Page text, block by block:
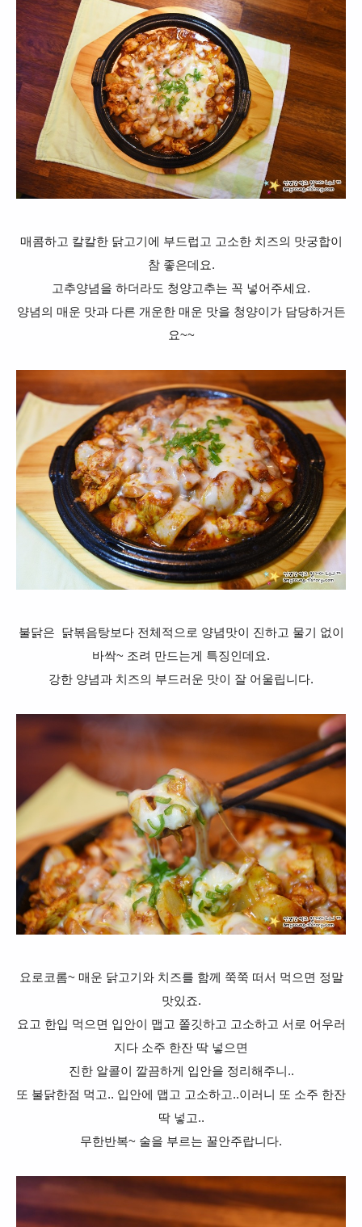
매콤하고 칼칼한 닭고기에 부드럽고 고소한 치즈의 맛궁합이
참 좋은데요.
고추양념을 하더라도 청양고추는 꼭 넣어주세요.
양념의 매운 맛과 다른 개운한 매운 맛을 청양이가 담당하거든
요~~
불닭은 닭볶음탕보다 전체적으로 양념맛이 진하고 물기 없이
바싹~ 조려 만드는게 특징인데요.
강한 양념과 치즈의 부드러운 맛이 잘 어울립니다.
요로코롬~ 매운 닭고기와 치즈를 함께 쭉쭉 떠서 먹으면 정말
맛있죠.
요고 한입 먹으면 입안이 맵고 쫄깃하고 고소하고 서로 어우러
지다 소주 한잔 딱 넣으면
진한 알콜이 깔끔하게 입안을 정리해주니..
또 불닭한점 먹고.. 입안에 맵고 고소하고..이러니 또 소주 한잔
딱 넣고..
무한반복~ 술을 부르는 꿀안주랍니다.